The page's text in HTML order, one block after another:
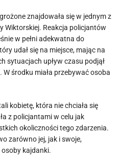
znajdowała się w jednym z
Wiktorskiej. Reakcja policjantów
w pełni adekwatna do
udał się na miejsce, mając na
sytuacjach upływ czasu podjął
środku miała przebywać osoba
kobietę, która nie chciała się
z policjantami w celu jak
okoliczności tego zdarzenia.
zarówno jej, jak i swoje,
kajdanki.